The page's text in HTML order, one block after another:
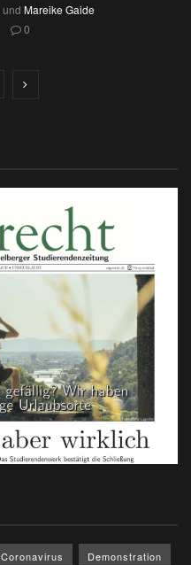
und Mareike Gaide
0
Coronavirus Demonstration